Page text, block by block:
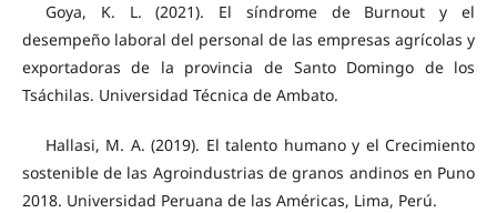
Goya, K. L. (2021). El síndrome de Burnout y el
desempeño laboral del personal de las empresas agrícolas y
exportadoras de la provincia de Santo Domingo de los
Tsáchilas. Universidad Técnica de Ambato.
Hallasi, M. A. (2019). El talento humano y el Crecimiento
sostenible de las Agroindustrias de granos andinos en Puno
2018. Universidad Peruana de las Américas, Lima, Perú.